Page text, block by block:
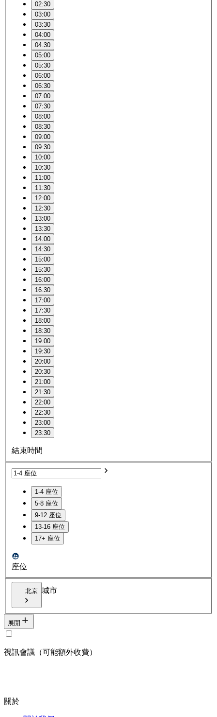
02:30
03:00
03:30
04:00
04:30
05:00
05:30
06:00
06:30
07:00
07:30
08:00
08:30
09:00
09:30
10:00
10:30
11:00
11:30
12:00
12:30
13:00
13:30
14:00
14:30
15:00
15:30
16:00
16:30
17:00
17:30
18:00
18:30
19:00
19:30
20:00
20:30
21:00
21:30
22:00
22:30
23:00
23:30
結束時間
1-4 座位
5-8 座位
9-12 座位
13-16 座位
17+ 座位
座位
北京 城市
展開
視訊會議（可能額外收費）
關於